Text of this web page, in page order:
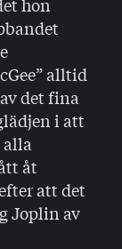
alltid
det fina
i att
åt
att det
Joplin av